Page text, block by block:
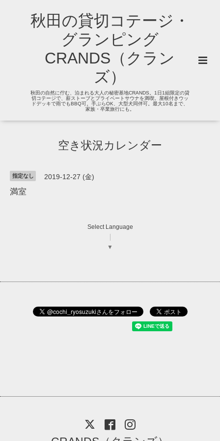
秋田の貸切コテージ・
グランピング
CRANDS（クラン
ズ）
秋田の自然に佇む、泊まれる大人の秘密基地CRANDS。1日1組限定の貸
切コテージで、薪ストーブとプライベートサウナを満喫。屋根付きウッ
ドデッキで雨でもBBQ可。手ぶらOK、大型犬同伴可。最大10名まで、
家族・卒業旅行にも。
空き状況カレンダー
指定なし 2019-12-27 (金)
満室
Select Language
▼